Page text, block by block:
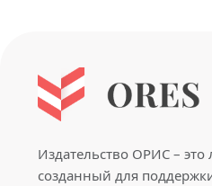
Издательство ОРИС –
созданный для